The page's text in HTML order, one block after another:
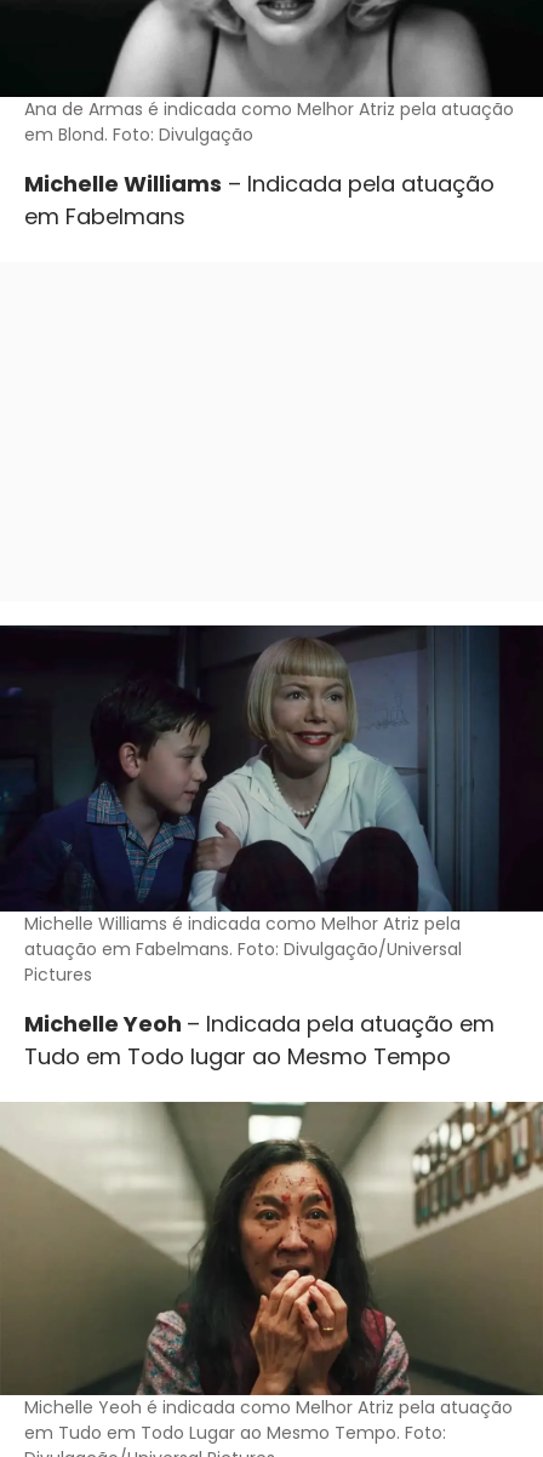
Ana de Armas é indicada como Melhor Atriz pela atuação
em Blond. Foto: Divulgação
Michelle Williams – Indicada pela atuação
em Fabelmans
Michelle Williams é indicada como Melhor Atriz pela
atuação em Fabelmans. Foto: Divulgação/Universal
Pictures
Michelle Yeoh – Indicada pela atuação em
Tudo em Todo lugar ao Mesmo Tempo
Michelle Yeoh é indicada como Melhor Atriz pela atuação
em Tudo em Todo Lugar ao Mesmo Tempo. Foto: